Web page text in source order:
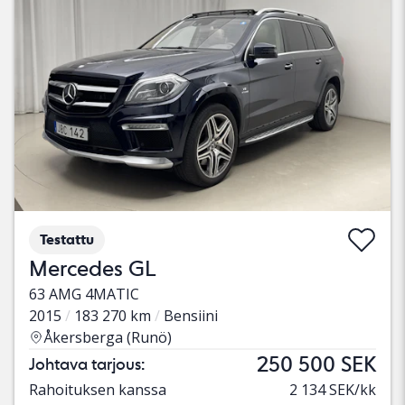
Testattu
Mercedes GL
63 AMG 4MATIC
2015
183 270 km
Bensiini
Åkersberga (Runö)
Johtava tarjous: 250 500 SEK
Rahoituksen kanssa 2 134 SEK/kk